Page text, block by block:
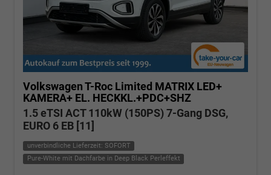
Volkswagen T-Roc Limited MATRIX LED+
KAMERA+ EL. HECKKL.+PDC+SHZ
1.5 eTSI ACT 110kW (150PS) 7-Gang DSG,
EURO 6 EB [11]
unverbindliche Lieferzeit: SOFORT
Pure-White mit Dachfarbe in Deep Black Perleffekt